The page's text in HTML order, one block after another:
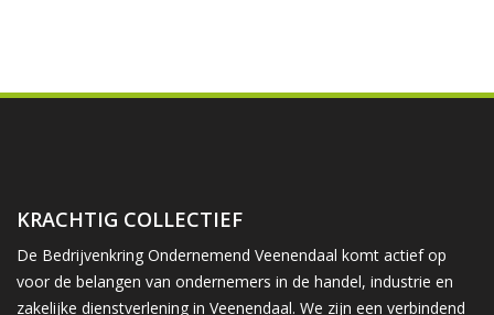
KRACHTIG COLLECTIEF
De Bedrijvenkring Ondernemend Veenendaal komt actief op
voor de belangen van ondernemers in de handel, industrie en
zakelijke dienstverlening in Veenendaal. We zijn een verbindend